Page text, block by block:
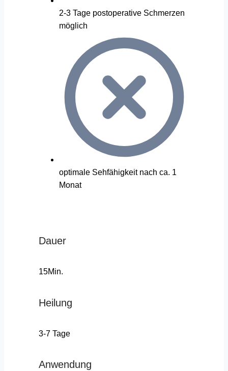
2-3 Tage postoperative Schmerzen
möglich
optimale Sehfähigkeit nach ca. 1
Monat
Dauer
15Min.
Heilung
3-7 Tage
Anwendung